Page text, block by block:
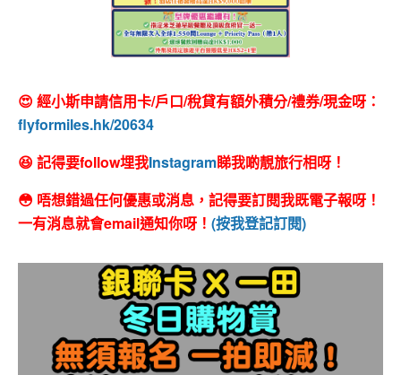
😍 經小斯申請信用卡/戶口/稅貸有額外積分/禮券/現金呀：
flyformiles.hk/20634
😆 記得要follow埋我Instagram睇我啲靚旅行相呀！
😳 唔想錯過任何優惠或消息，記得要訂閱我既電子報呀！
一有消息就會email通知你呀！ (按我登記訂閱)